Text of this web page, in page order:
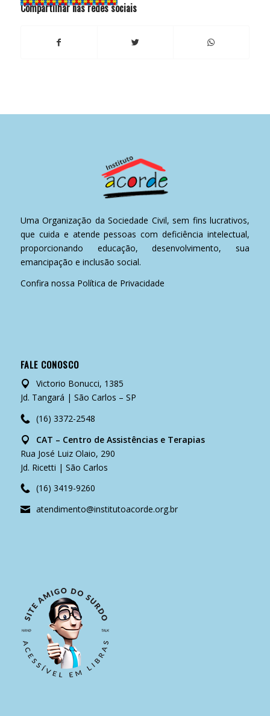
Compartilhar nas redes sociais
Uma Organização da Sociedade Civil, sem fins lucrativos,
que cuida e atende pessoas com deficiência intelectual,
proporcionando educação, desenvolvimento, sua
emancipação e inclusão social.
Confira nossa Política de Privacidade
FALE CONOSCO
Victorio Bonucci, 1385
Jd. Tangará | São Carlos – SP
(16) 3372-2548
CAT – Centro de Assistências e Terapias
Rua José Luiz Olaio, 290
Jd. Ricetti | São Carlos
(16) 3419-9260
atendimento@institutoacorde.org.br